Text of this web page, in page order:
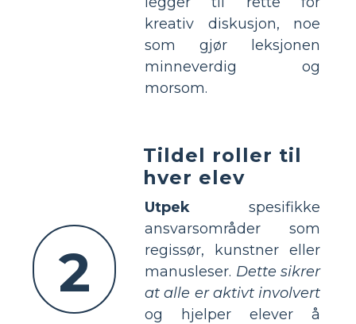
kreativ diskusjon, noe
som gjør leksjonen
minneverdig og
morsom.
2
Tildel roller til
hver elev
Utpek spesifikke
ansvarsområder som
regissør, kunstner eller
manusleser. Dette sikrer
at alle er aktivt involvert
og hjelper elever å